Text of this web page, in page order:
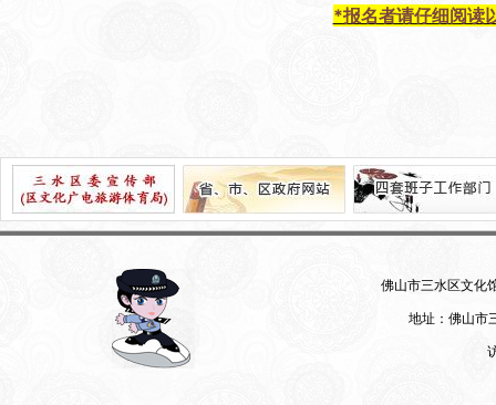
*报名者请仔细阅读
佛山市三水区文化
地址：佛山市